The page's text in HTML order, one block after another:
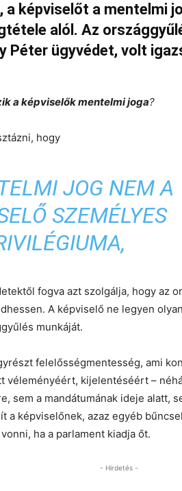
a képviselőt a mentelmi
alól. Az
Péter ügyvédet, volt
a képviselők mentelmi joga?
hogy
JOG NEM A
SZEMÉLYES
fogva azt szolgálja, hogy az
A képviselő ne legyen
munkáját.
felelősségmentesség, ami
véleményéért, kijelentéséért –
sem a mandátumának ideje alatt,
a képviselőnek, azaz egyéb
ha a parlament kiadja őt.
- Hirdetés -